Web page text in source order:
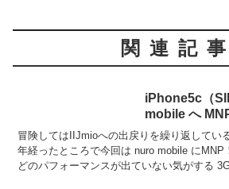
関連記事
iPhone5c（
mobile へ
冒険してはIIJmioへの出戻りを繰り返してい
年経ったところで今回は nuro mobile にMNP
どのパフォーマンスが出ていない気がする